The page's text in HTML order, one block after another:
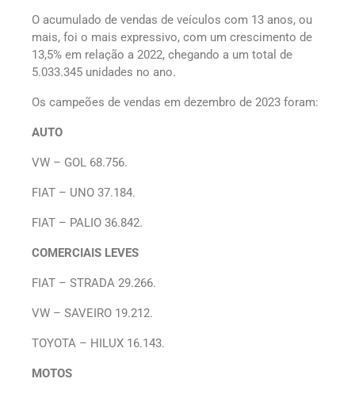
O acumulado de vendas de veículos com 13 anos, ou
mais, foi o mais expressivo, com um crescimento de
13,5% em relação a 2022, chegando a um total de
5.033.345 unidades no ano.
Os campeões de vendas em dezembro de 2023 foram:
AUTO
VW – GOL 68.756.
FIAT – UNO 37.184.
FIAT – PALIO 36.842.
COMERCIAIS LEVES
FIAT – STRADA 29.266.
VW – SAVEIRO 19.212.
TOYOTA – HILUX 16.143.
MOTOS